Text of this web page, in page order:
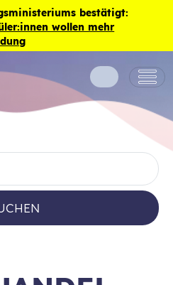
bestätigt:
wollen mehr